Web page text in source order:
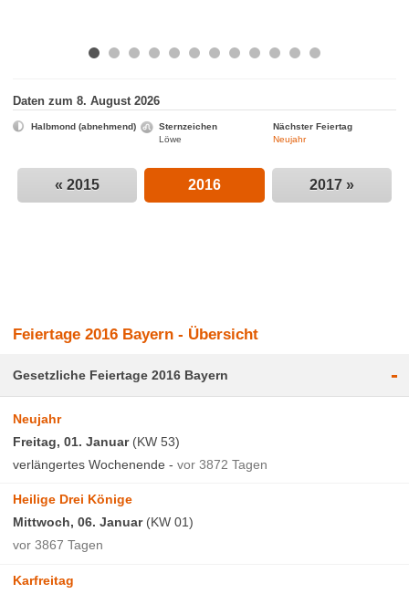
Daten zum 8. August 2026
Halbmond (abnehmend)
Sternzeichen
Löwe
Nächster Feiertag
Neujahr
« 2015 2016 2017 »
Feiertage 2016 Bayern - Übersicht
Gesetzliche Feiertage 2016 Bayern -
Neujahr
Freitag, 01. Januar(KW 53)
verlängertes Wochenende -vor 3872 Tagen
Heilige Drei Könige
Mittwoch, 06. Januar(KW 01)
vor 3867 Tagen
Karfreitag